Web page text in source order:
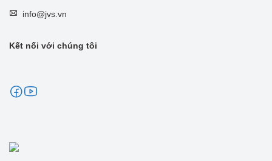
info@jvs.vn
Kết nối với chúng tôi